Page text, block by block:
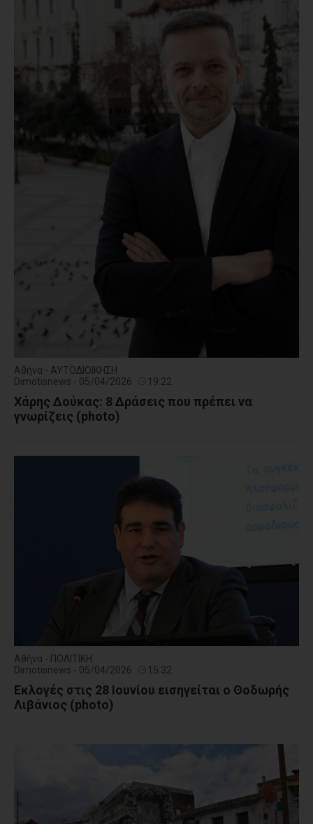
Αθήνα - ΑΥΤΟΔΙΟΙΚΗΣΗ
Dimotisnews - 05/04/2026
19:22
Χάρης Δούκας: 8 Δράσεις που πρέπει να
γνωρίζεις (photo)
Αθήνα - ΠΟΛΙΤΙΚΗ
Dimotisnews - 05/04/2026
15:32
Εκλογές στις 28 Ιουνίου εισηγείται ο Θοδωρής
Λιβάνιος (photo)